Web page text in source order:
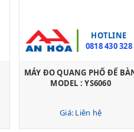
HOTLINE
0818 430 328
MÁY ĐO QUANG PHỔ ĐỂ
MODEL : YS6060
Giá: Liên hệ